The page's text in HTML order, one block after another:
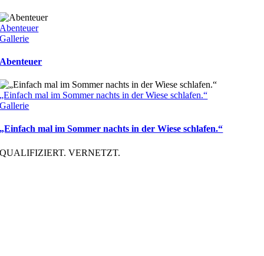
Abenteuer
Gallerie
Abenteuer
„Einfach mal im Sommer nachts in der Wiese schlafen.“
Gallerie
„Einfach mal im Sommer nachts in der Wiese schlafen.“
QUALIFIZIERT. VERNETZT.